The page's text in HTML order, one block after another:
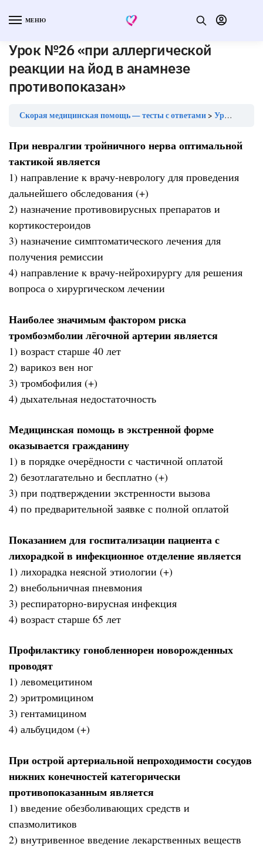
МЕНЮ
Урок №26 «при аллергической
реакции на йод в анамнезе
противопоказан»
Скорая медицинская помощь — тесты с ответами Урок №26 «при аллергической реакции на йод в анамнезе противопоказан»
При невралгии тройничного нерва оптимальной
тактикой является
1) направление к врачу-неврологу для проведения
дальнейшего обследования (+)
2) назначение противовирусных препаратов и
кортикостероидов
3) назначение симптоматического лечения для
получения ремиссии
4) направление к врачу-нейрохирургу для решения
вопроса о хирургическом лечении
Наиболее значимым фактором риска
тромбоэмболии лёгочной артерии является
1) возраст старше 40 лет
2) варикоз вен ног
3) тромбофилия (+)
4) дыхательная недостаточность
Медицинская помощь в экстренной форме
оказывается гражданину
1) в порядке очерёдности с частичной оплатой
2) безотлагательно и бесплатно (+)
3) при подтверждении экстренности вызова
4) по предварительной заявке с полной оплатой
Показанием для госпитализации пациента с
лихорадкой в инфекционное отделение является
1) лихорадка неясной этиологии (+)
2) внебольничная пневмония
3) респираторно-вирусная инфекция
4) возраст старше 65 лет
Профилактику гонобленнореи новорожденных
проводят
1) левомецитином
2) эритромицином
3) гентамицином
4) альбуцидом (+)
При острой артериальной непроходимости сосудов
нижних конечностей категорически
противопоказанным является
1) введение обезболивающих средств и
спазмолитиков
2) внутривенное введение лекарственных веществ